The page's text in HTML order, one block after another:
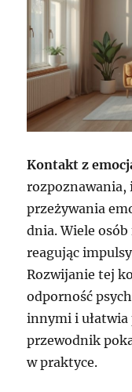
Kontakt z
rozpoznawania,
przeżywania
dnia. Wiele
reagując
Rozwijanie tej
odporność
innymi i ułatwia
przewodnik
w praktyce.